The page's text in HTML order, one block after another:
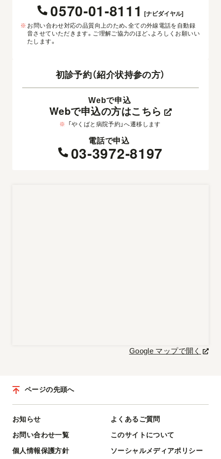
0570-01-8111 [ナビダイヤル]
※ お問い合わせ対応の品質向上のため、全ての外線電話を自動録
音させていただきます。ご理解ご協力のほど、よろしくお願いい
たします。
初診予約（紹介状持参の方）
Webで申込
Webで申込の方はこちら
※ 「やくばと病院予約」へ遷移します
電話で申込
03-3972-8197
Google マップで開く
お知らせ
よくあるご質問
お問い合わせ一覧
このサイトについて
個人情報保護方針
ソーシャルメディアポリシー
ページの先頭へ